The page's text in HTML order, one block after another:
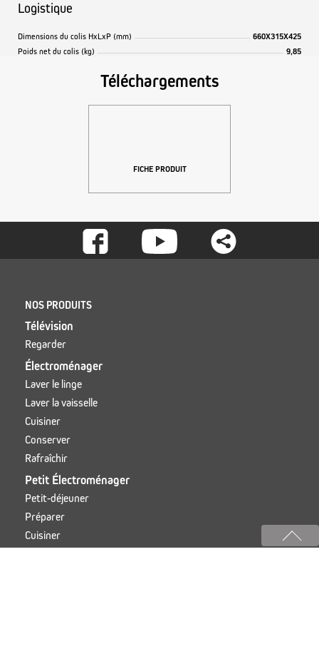
Logistique
Dimensions du colis HxLxP (mm)
660X315X425
Poids net du colis (kg)
9,85
Téléchargements
FICHE PRODUIT
-
NOS PRODUITS
Télévision
Regarder
Électroménager
Laver le linge
Laver la vaisselle
Cuisiner
Conserver
Rafraîchir
Petit Électroménager
Petit-déjeuner
Préparer
Cuisiner